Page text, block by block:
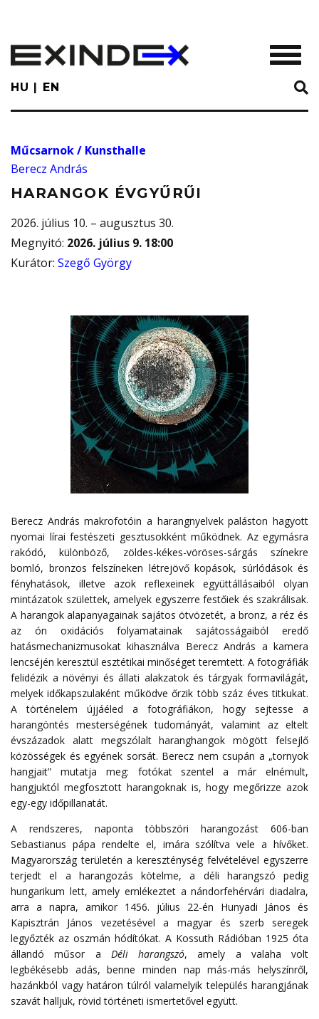
main
content
HU EN
Műcsarnok / Kunsthalle
Berecz András
HARANGOK ÉVGYŰRŰI
2026. július 10. – augusztus 30.
Megnyitó: 2026. július 9. 18:00
Kurátor: Szegő György
Berecz András makrofotóin a harangnyelvek paláston hagyott
nyomai lírai festészeti gesztusokként működnek. Az egymásra
rakódó, különböző, zöldes-kékes-vöröses-sárgás színekre
bomló, bronzos felszíneken létrejövő kopások, súrlódások és
fényhatások, illetve azok reflexeinek együttállásaiból olyan
mintázatok születtek, amelyek egyszerre festőiek és szakrálisak.
A harangok alapanyagainak sajátos ötvözetét, a bronz, a réz és
az ón oxidációs folyamatainak sajátosságaiból eredő
hatásmechanizmusokat kihasználva Berecz András a kamera
lencséjén keresztül esztétikai minőséget teremtett. A fotográfiák
felidézik a növényi és állati alakzatok és tárgyak formavilágát,
melyek időkapszulaként működve őrzik több száz éves titkukat.
A történelem újjáéled a fotográfiákon, hogy sejtesse a
harangöntés mesterségének tudományát, valamint az eltelt
évszázadok alatt megszólalt haranghangok mögött felsejlő
közösségek és egyének sorsát. Berecz nem csupán a „tornyok
hangjait” mutatja meg: fotókat szentel a már elnémult,
hangjuktól megfosztott harangoknak is, hogy megőrizze azok
egy-egy időpillanatát.
A rendszeres, naponta többszöri harangozást 606-ban
Sebastianus pápa rendelte el, imára szólítva vele a hívőket.
Magyarország területén a kereszténység felvételével egyszerre
terjedt el a harangozás kötelme, a déli harangszó pedig
hungarikum lett, amely emlékeztet a nándorfehérvári diadalra,
arra a napra, amikor 1456. július 22-én Hunyadi János és
Kapisztrán János vezetésével a magyar és szerb seregek
legyőzték az oszmán hódítókat. A Kossuth Rádióban 1925 óta
állandó műsor a Déli harangszó, amely a valaha volt
legbékésebb adás, benne minden nap más-más helyszínről,
hazánkból vagy határon túlról valamelyik település harangjának
szavát halljuk, rövid történeti ismertetővel együtt.